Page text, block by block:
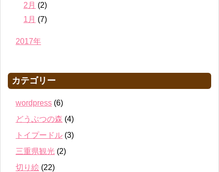
2月 (2)
1月 (7)
2017年
カテゴリー
wordpress (6)
どうぶつの森 (4)
トイプードル (3)
三重県観光 (2)
切り絵 (22)